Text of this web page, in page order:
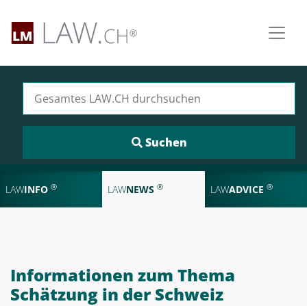
LAWINFO ® LAWNEWS ® LAWADVICE ®
Informationen zum Thema
Schätzung in der Schweiz